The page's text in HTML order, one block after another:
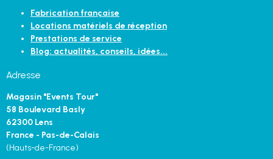
Fabrication française
Locations matériels de réception
Prestations de service
Blog: actualités, conseils, idées...
Adresse
Magasin "Events Tour"
58 Boulevard Basly
62300 Lens
France - Pas-de-Calais
(Hauts-de-France)